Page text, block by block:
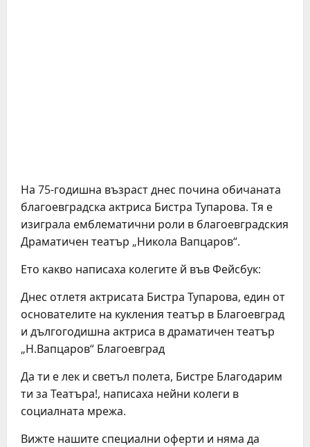
На 75-годишна възраст днес почина обичаната
благоевградска актриса Бистра Тупарова. Тя е
изиграла емблематични роли в благоевградския
Драматичен театър „Никола Вапцаров“.
Ето какво написаха колегите й във Фейсбук:
Днес отлетя актрисата Бистра Тупарова, един от
основателите на кукления театър в Благоевград
и дългогодишна актриса в драматичен театър
„Н.Вапцаров“ Благоевград
Да ти е лек и светъл полета, Бистре Благодарим
ти за Театъра!, написаха нейни колеги в
социалната мрежа.
Вижте нашите специални оферти и няма да